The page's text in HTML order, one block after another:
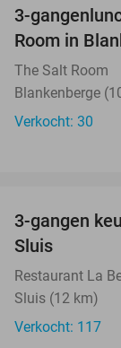
3-
Room in
The Salt Room
Blankenberge
Verkocht: 30
3-gangen
Sluis
Restaurant La
Sluis (12 km)
Verkocht: 117